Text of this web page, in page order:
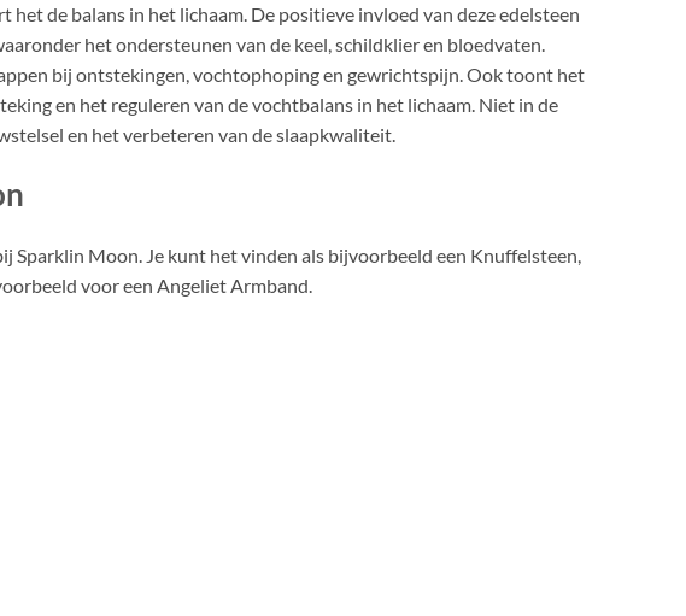
de balans in het lichaam. De positieve invloed van deze edelsteen
het ondersteunen van de keel, schildklier en bloedvaten.
bij ontstekingen, vochtophoping en gewrichtspijn. Ook toont het
en het reguleren van de vochtbalans in het lichaam. Niet in de
en het verbeteren van de slaapkwaliteit.
Sparklin Moon. Je kunt het vinden als bijvoorbeeld een Knuffelsteen,
voor een Angeliet Armband.